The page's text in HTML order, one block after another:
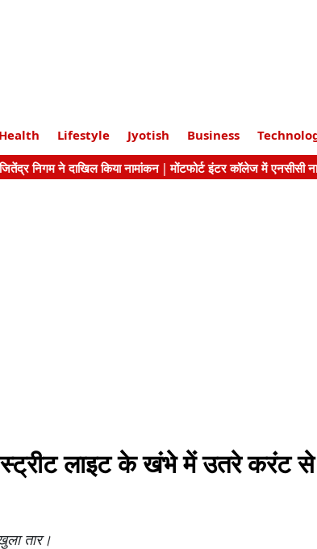
Health Lifestyle Jyotish Business
स्ट्रीट लाइट के खंभे में उतरे करंट
तार।